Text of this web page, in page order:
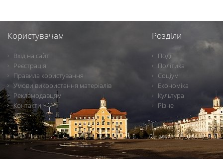
Користувачам
Вхід на сайт
Реєстрація
Правила користування
Умови використання матеріалів
Рекламодавцям
Контакти
Розділи
Події
Політика
Соціум
Економіка
Культура
Різне